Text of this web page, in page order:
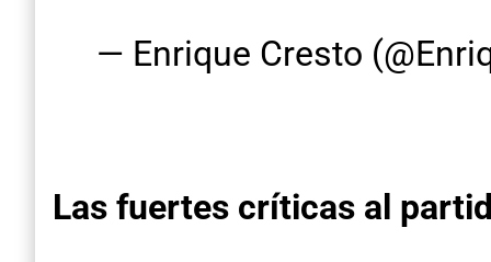
— Enrique Cresto
Las fuertes críticas al